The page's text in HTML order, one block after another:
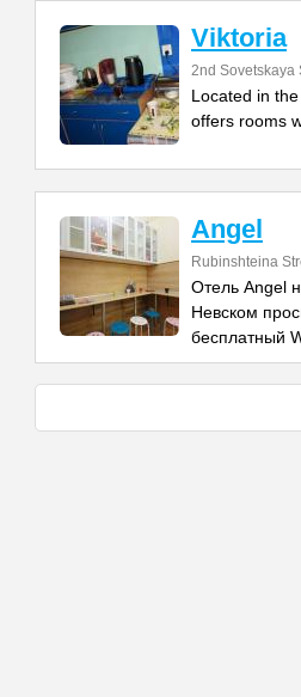
Viktoria
2nd Sovetskaya
Located in
offers rooms
Angel
Rubinshteina
Отель Angel
Невском
бесплатный